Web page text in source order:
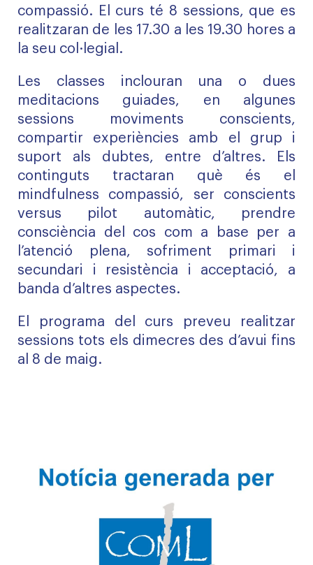
compassió. El curs té 8 sessions, que es
realitzaran de les 17.30 a les 19.30 hores a
la seu col·legial.
Les classes inclouran una o dues
meditacions guiades, en algunes
sessions moviments conscients,
compartir experiències amb el grup i
suport als dubtes, entre d’altres. Els
continguts tractaran què és el
mindfulness compassió, ser conscients
versus pilot automàtic, prendre
consciència del cos com a base per a
l’atenció plena, sofriment primari i
secundari i resistència i acceptació, a
banda d’altres aspectes.
El programa del curs preveu realitzar
sessions tots els dimecres des d’avui fins
al 8 de maig.